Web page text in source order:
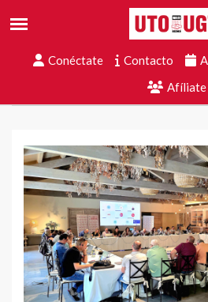
Conéctate Contacto
Afíliate